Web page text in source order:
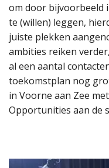
om door bijvoorbeeld
te (willen) leggen,
juiste plekken
ambities reiken
al een aantal
toekomstplan nog
in Voorne aan Zee
Opportunities aan de